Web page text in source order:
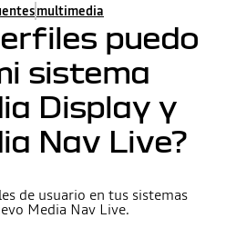
multimedia
puedo
sistema
Display y
Nav Live?
de usuario en tus sistemas
Media Nav Live.